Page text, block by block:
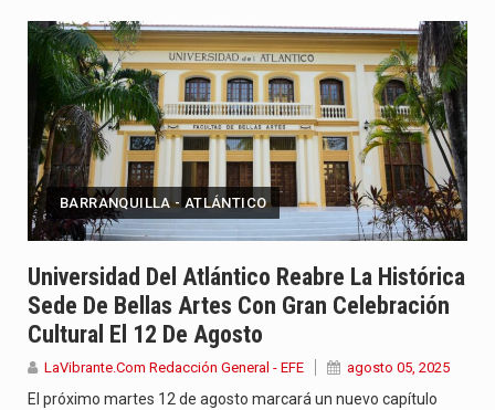
A pocas horas del cambio de gobierno, el equipo de…
La Alcaldía de Barranquilla puso en marcha un amplio plan…
Si eres un trader que prefiere lidiar con condiciones de…
Saber cómo borrar el historial de operaciones en MT4 es…
Jhon Arias continúa consolidándose como una de las grandes figuras…
La cantautora venezolana Joaquina vuelve a sorprender a sus seguidores…
BARRANQUILLA - ATLÁNTICO
Universidad Del Atlántico Reabre La Histórica
Sede De Bellas Artes Con Gran Celebración
Cultural El 12 De Agosto
LaVibrante.Com Redacción General - EFE agosto 05, 2025
El próximo martes 12 de agosto marcará un nuevo capítulo